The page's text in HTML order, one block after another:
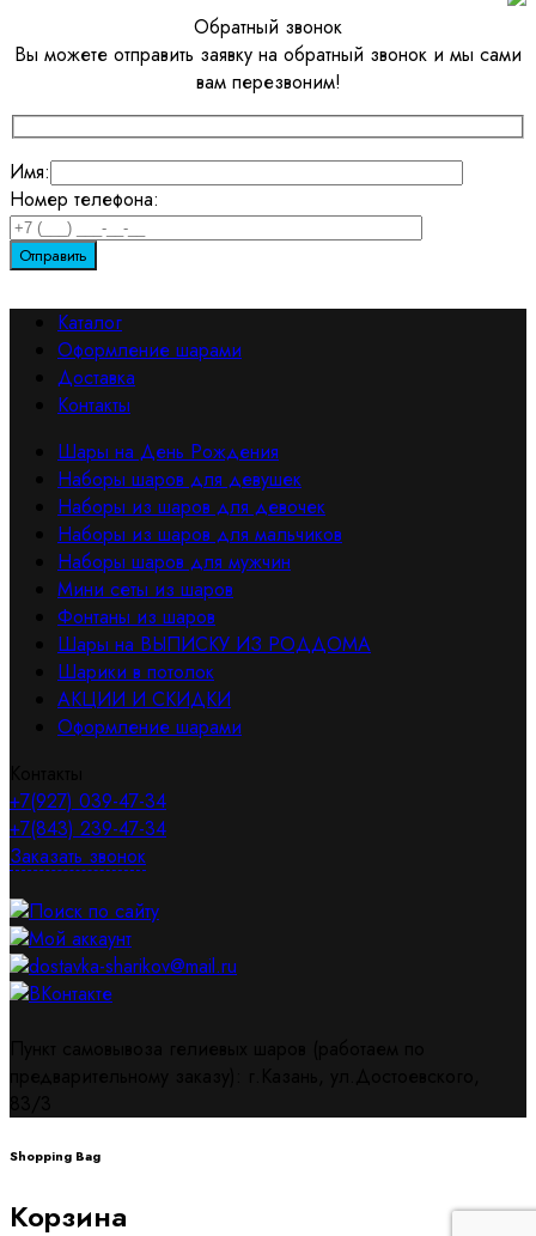
Обратный звонок
Вы можете отправить заявку на обратный звонок и мы сами
вам перезвоним!
Имя:
Номер телефона:
Каталог
Оформление шарами
Доставка
Контакты
Шары на День Рождения
Наборы шаров для девушек
Наборы из шаров для девочек
Наборы из шаров для мальчиков
Наборы шаров для мужчин
Мини сеты из шаров
Фонтаны из шаров
Шары на ВЫПИСКУ ИЗ РОДДОМА
Шарики в потолок
АКЦИИ И СКИДКИ
Оформление шарами
+7(927) 039-47-34
+7(843) 239-47-34
Заказать звонок
Поиск по сайту
Мой аккаунт
dostavka-sharikov@mail.ru
ВКонтакте
Shopping Bag
Корзина